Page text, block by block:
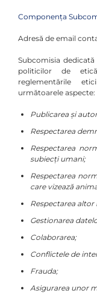
Componența
Adresă de email
Subcomisia
politicilor de
reglementările
următoarele aspecte:
Publicarea şi
Respectarea
Respectarea
subiecţi umani;
Respectarea
care vizează
Respectarea
Gestionarea
Colaborarea;
Conflictele de
Frauda;
Asigurarea unor